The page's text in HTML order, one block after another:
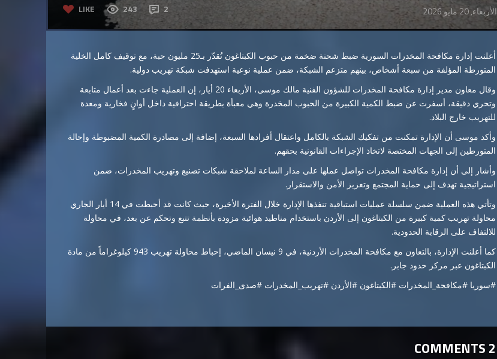
LIKE 243 2 الأربعاء, 20 مايو 2026
أعلنت إدارة مكافحة المخدرات السورية ضبط شحنة ضخمة من حبوب الكبتاغون تُقدّر بـ25 مليون حبة، مع توقيف كامل الخلية
المتورطة المؤلفة من سبعة أشخاص، بينهم متزعم الشبكة، ضمن عملية نوعية استهدفت شبكة تهريب دولية.
وقال معاون مدير إدارة مكافحة المخدرات للشؤون الفنية مالك موسى، الأربعاء 20 أيار، إن العملية جاءت بعد أعمال متابعة
وتحري دقيقة، أسفرت عن ضبط الكمية الكبيرة من الحبوب المخدرة وهي معبأة بطريقة احترافية داخل أوانٍ فخارية ومعدة
للتهريب خارج البلاد.
وأكد موسى أن الإدارة تمكنت من تفكيك الشبكة بالكامل واعتقال أفرادها السبعة، إضافة إلى مصادرة الكمية المضبوطة وإحالة
المتورطين إلى الجهات المختصة لاتخاذ الإجراءات القانونية بحقهم.
وأشار إلى أن إدارة مكافحة المخدرات تواصل عملها على مدار الساعة لملاحقة شبكات تصنيع وتهريب المخدرات، ضمن
استراتيجية تهدف إلى حماية المجتمع وتعزيز الأمن والاستقرار.
وتأتي هذه العملية ضمن سلسلة عمليات استباقية تنفذها الإدارة خلال الفترة الأخيرة، حيث كانت قد أحبطت في 14 أيار الجاري
محاولة تهريب كمية كبيرة من الكبتاغون إلى الأردن باستخدام مناطيد هوائية مزودة بأنظمة تتبع وتحكم عن بعد، في محاولة
للالتفاف على الرقابة الحدودية.
كما أعلنت الإدارة، بالتعاون مع مكافحة المخدرات الأردنية، في 9 نيسان الماضي، إحباط محاولة تهريب 943 كيلوغراماً من مادة
الكبتاغون عبر مركز حدود جابر.
#سوريا #مكافحة_المخدرات #الكبتاغون #الأردن #تهريب_المخدرات #صدى_الفرات
2 COMMENTS